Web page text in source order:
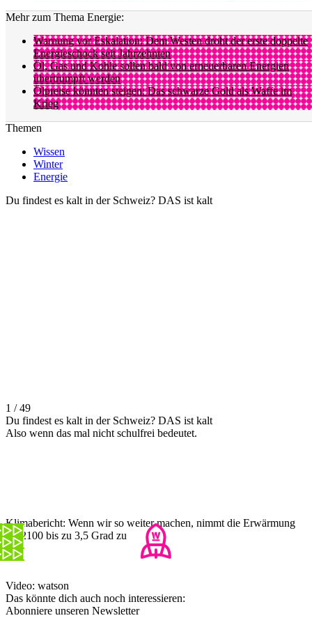
Mehr zum Thema Energie:
Warnung vor Eskalation: Dem Westen droht der erste doppelte
Energieschock seit Jahrzehnten
Öl, Gas und Kohle sollen bald von erneuerbaren Energien
übertrumpft werden
Ölpreise könnten steigen: Das schwarze Gold als Waffe im
Krieg
Themen
Wissen
Winter
Energie
Du findest es kalt in der Schweiz? DAS ist kalt
1 / 49
Du findest es kalt in der Schweiz? DAS ist kalt
Also wenn das mal nicht schulfrei bedeutet.
Klimabericht: Wenn wir so weiter machen, nimmt die Erwärmung
bis 2100 bis zu 3,5 Grad zu
Video: watson
Das könnte dich auch noch interessieren:
Abonniere unseren Newsletter